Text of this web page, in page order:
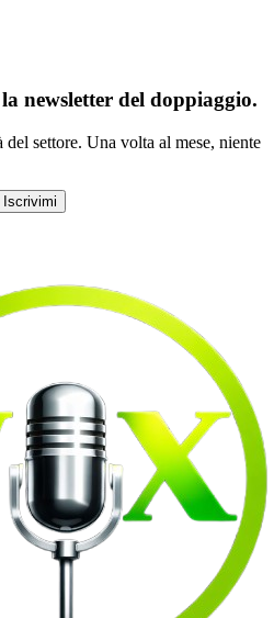
newsletter del doppiaggio.
settore. Una volta al mese, niente
Iscrivimi